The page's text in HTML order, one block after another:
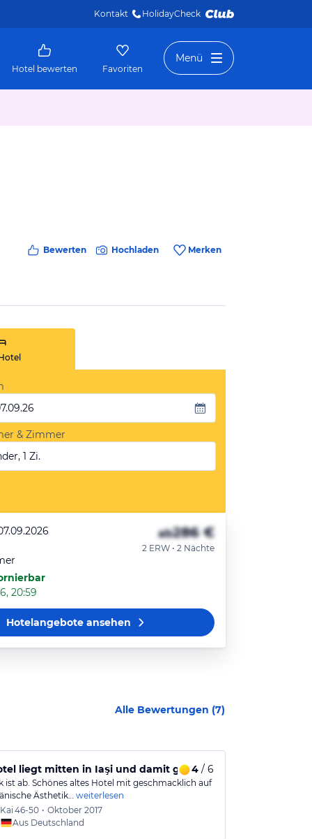
Kontakt HolidayCheck
Hotel bewerten Favoriten
Menü
Bewerten Hochladen Merken
& Zimmer
1 Zi.
20:59
ab286 €
2 ERW • 2 Nächte
Hotelangeboteansehen
Alle Bewertungen (7)
liegt mitten in Iaşi und damit günstig
4/ 6
ist ab. Schönes altes Hotel mit geschmacklich auf
Ästhetik… weiterlesen
Kai 46-50 • Oktober 2017
Aus Deutschland